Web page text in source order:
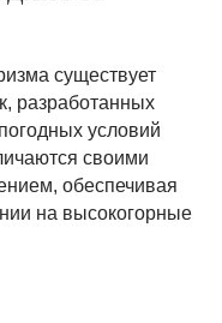
существует
разработанных
условий
своими
обеспечивая
на высокогорные